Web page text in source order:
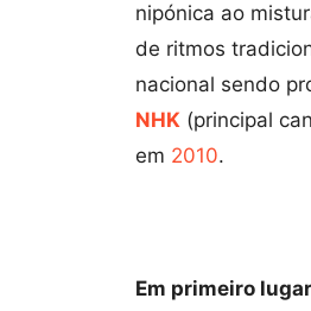
nipónica ao
de ritmos
nacional sendo
NHK (principal
em 2010.
Em primeiro